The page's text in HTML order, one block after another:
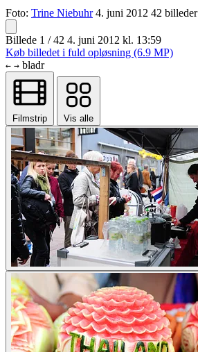
Foto: Trine Niebuhr 4. juni 2012 42 billeder
Billede 1 / 42 4. juni 2012 kl. 13:59
Køb billedet i fuld opløsning (6.9 MP)
← → bladr
Filmstrip Vis alle